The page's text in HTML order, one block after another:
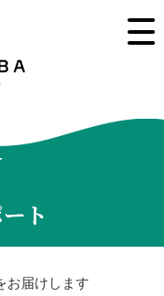
ト
お届けします